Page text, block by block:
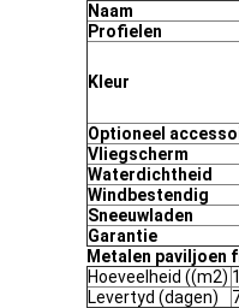
Naam
Profielen
Kleur
Optioneel
Vliegscherm
Waterdichtheid
Windbestendig
Sneeuwladen
Garantie
Metalen paviljoen
Hoeveelheid ((m2)
Levertyd (dagen)